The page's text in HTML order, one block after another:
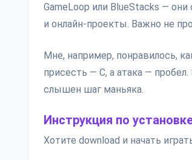
GameLoop или BlueStacks —
и онлайн-проекты. Важно не
Мне, например, понравилось,
присесть — C, а атака —
слышен шаг маньяка.
Инструкция по
Хотите download и начать